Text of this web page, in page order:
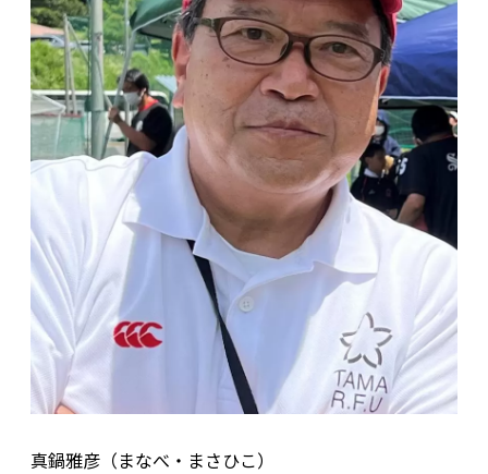
真鍋雅彦（まなべ・まさひこ）